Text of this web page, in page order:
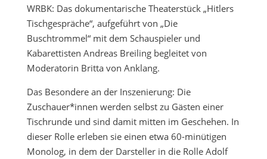
WRBK: Das dokumentarische Theaterstück „Hitlers
Tischgespräche“, aufgeführt von „Die
Buschtrommel“ mit dem Schauspieler und
Kabarettisten Andreas Breiling begleitet von
Moderatorin Britta von Anklang.
Das Besondere an der Inszenierung: Die
Zuschauer*innen werden selbst zu Gästen einer
Tischrunde und sind damit mitten im Geschehen. In
dieser Rolle erleben sie einen etwa 60-minütigen
Monolog, in dem der Darsteller in die Rolle Adolf